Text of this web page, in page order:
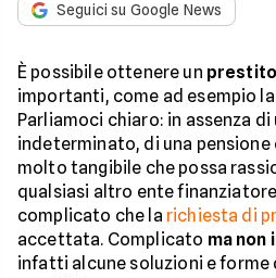
Seguici su Google News
È possibile ottenere un prestito
importanti, come ad esempio la
Parliamoci chiaro: in assenza
indeterminato, di una
molto tangibile che possa
qualsiasi altro ente
complicato che la richiesta di
accettata. Complicato ma non
infatti alcune soluzioni e forme